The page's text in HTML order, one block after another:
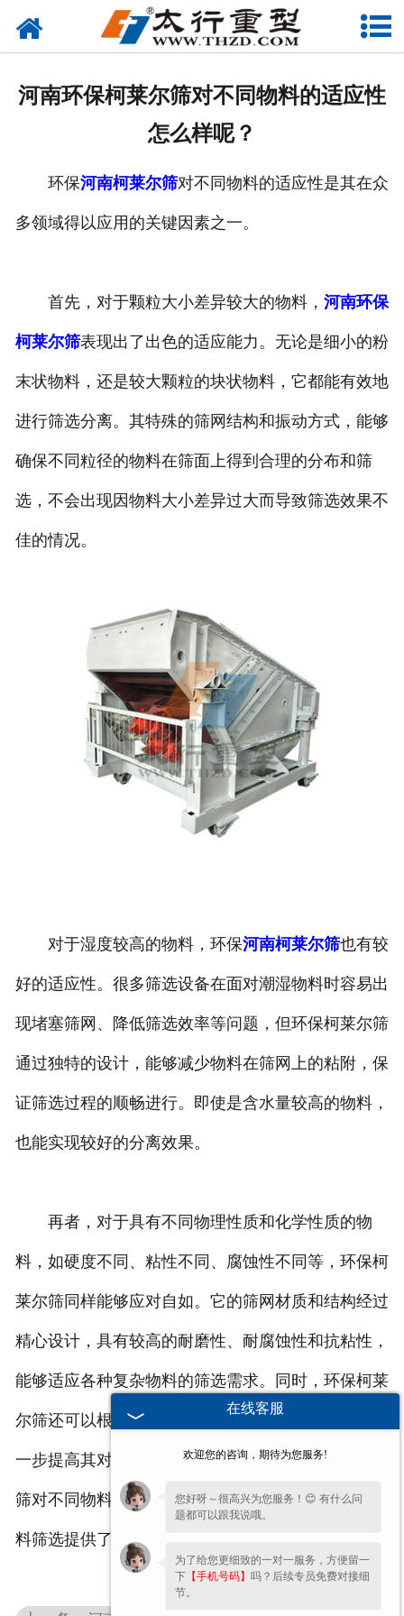
网站首页
河南环保柯莱尔筛对不同物料的适应性
怎么样呢？
环保河南柯莱尔筛对不同物料的适应性是其在众
多领域得以应用的关键因素之一。
首先，对于颗粒大小差异较大的物料， 河南环保
柯莱尔筛表现出了出色的适应能力。无论是细小的粉
末状物料，还是较大颗粒的块状物料，它都能有效地
进行筛选分离。其特殊的筛网结构和振动方式，能够
确保不同粒径的物料在筛面上得到合理的分布和筛
选，不会出现因物料大小差异过大而导致筛选效果不
佳的情况。
对于湿度较高的物料，环保河南柯莱尔筛也有较
好的适应性。很多筛选设备在面对潮湿物料时容易出
现堵塞筛网、降低筛选效率等问题，但环保柯莱尔筛
通过独特的设计，能够减少物料在筛网上的粘附，保
证筛选过程的顺畅进行。即使是含水量较高的物料，
也能实现较好的分离效果。
再者，对于具有不同物理性质和化学性质的物
料，如硬度不同、粘性不同、腐蚀性不同等，环保柯
莱尔筛同样能够应对自如。它的筛网材质和结构经过
精心设计，具有较高的耐磨性、耐腐蚀性和抗粘性，
能够适应各种复杂物料的筛选需求。同时，环保柯莱
尔筛还可以根据不同物料的特性进行定制化调整，进
一步提高其对特定物料的适应性。总之，环保柯莱尔
筛对不同物料展现出了强大的适应性，为各行业的物
料筛选提供了可靠的解决方案。
在线客服
欢迎您的咨询，期待为您服务!
您好呀～很高兴为您服务！😊 有什么问
题都可以跟我说哦。
为了给您更细致的一对一服务，方便留一
下 【手机号码】 吗？后续专员免费对接细
节。